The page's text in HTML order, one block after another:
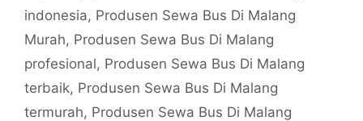
indonesia, Produsen Sewa Bus Di Malang
Murah, Produsen Sewa Bus Di Malang
profesional, Produsen Sewa Bus Di Malang
terbaik, Produsen Sewa Bus Di Malang
termurah, Produsen Sewa Bus Di Malang